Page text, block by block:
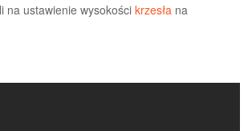
na ustawienie wysokości krzesła na